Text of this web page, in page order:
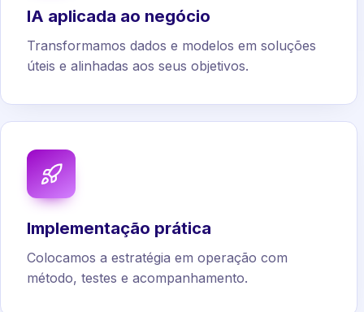
IA aplicada ao negócio
Transformamos dados e modelos em soluções
úteis e alinhadas aos seus objetivos.
Implementação prática
Colocamos a estratégia em operação com
método, testes e acompanhamento.